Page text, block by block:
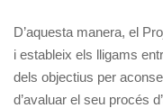
D’aquesta manera, el
i estableix els lligams
dels objectius per
d’avaluar el seu procés